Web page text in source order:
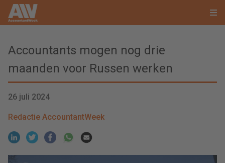
Accountants mogen nog drie
maanden voor Russen werken
26 juli 2024
Redactie AccountantWeek